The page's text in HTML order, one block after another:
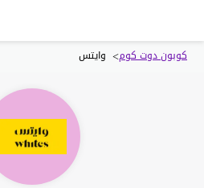
كوبون دوت كوم> وايتس